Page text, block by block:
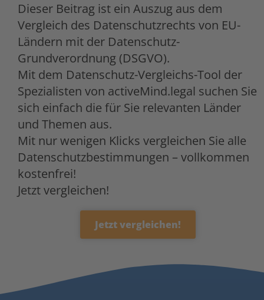
Dieser Beitrag ist ein Auszug aus dem
Vergleich des Datenschutzrechts von EU-
Ländern mit der Datenschutz-
Grundverordnung (DSGVO).
Mit dem Datenschutz-Vergleichs-Tool der
Spezialisten von activeMind.legal suchen Sie
sich einfach die für Sie relevanten Länder
und Themen aus.
Mit nur wenigen Klicks vergleichen Sie alle
Datenschutzbestimmungen – vollkommen
kostenfrei!
Jetzt vergleichen!
Jetzt vergleichen!